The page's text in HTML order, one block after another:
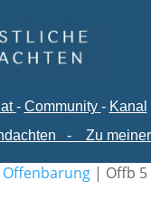
- Community - Kanal
- Zu
Offenbarung | Offb